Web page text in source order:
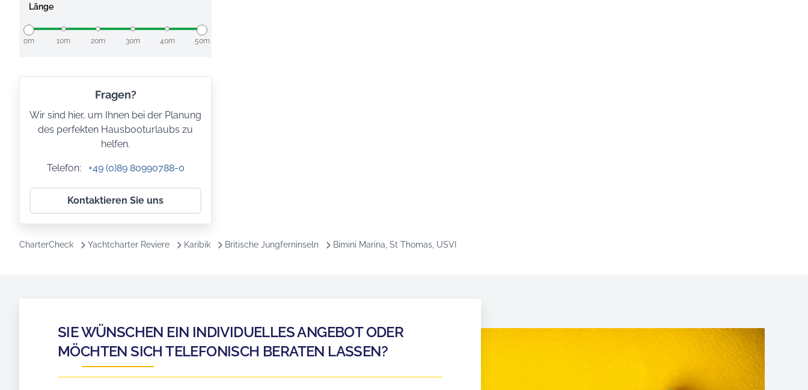
Länge
0m 10m 20m 30m 40m 50m
Fragen?
Wir sind hier, um Ihnen bei der Planung
des perfekten Hausbooturlaubs zu
helfen.
Telefon: +49 (0)89 80990788-0
Kontaktieren Sie uns
CharterCheck Yachtcharter Reviere Karibik Britische Jungferninseln Bimini Marina, St Thomas, USVI
SIE WÜNSCHEN EIN INDIVIDUELLES ANGEBOT ODER
MÖCHTEN SICH TELEFONISCH BERATEN LASSEN?